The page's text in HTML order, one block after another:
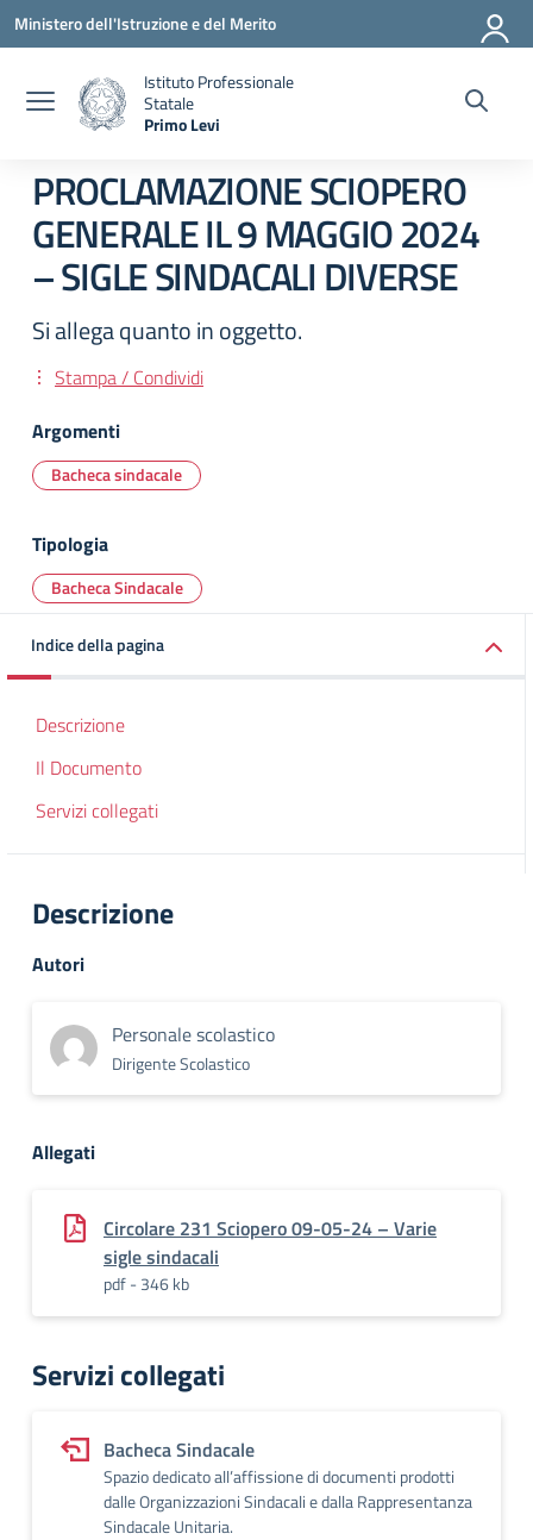
Vai ai contenuti
Vai al menu di navigazione
Vai al footer
Ministero dell'Istruzione e del Merito
Istituto Professionale
Statale
Primo Levi
PROCLAMAZIONE SCIOPERO
GENERALE IL 9 MAGGIO 2024
– SIGLE SINDACALI DIVERSE
Si allega quanto in oggetto.
Stampa / Condividi
Argomenti
Bacheca sindacale
Tipologia
Bacheca Sindacale
Indice della pagina
Descrizione
Il Documento
Servizi collegati
Descrizione
Autori
Personale scolastico
Dirigente Scolastico
Allegati
Circolare 231 Sciopero 09-05-24 – Varie
sigle sindacali
pdf - 346 kb
Servizi collegati
Bacheca Sindacale
Spazio dedicato all’affissione di documenti prodotti
dalle Organizzazioni Sindacali e dalla Rappresentanza
Sindacale Unitaria.